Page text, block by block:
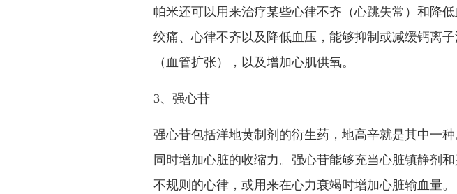
帕米还可以用来治疗某些心律不齐（心跳失常）和降
绞痛、心律不齐以及降低血压，能够抑制或减缓钙离
（血管扩张），以及增加心肌供氧。
3、强心苷
强心苷包括洋地黄制剂的衍生药，地高辛就是其中一
同时增加心脏的收缩力。强心苷能够充当心脏镇静剂
不规则的心律，或用来在心力衰竭时增加心脏输血量。